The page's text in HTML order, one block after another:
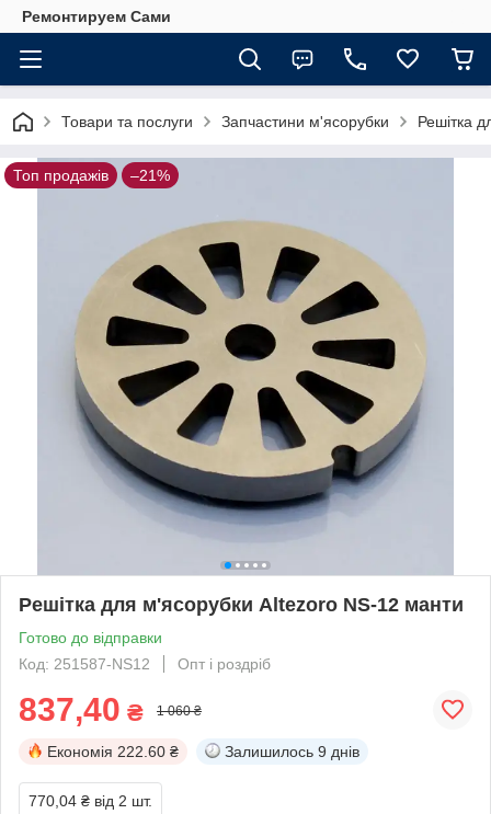
Ремонтируем Сами
Товари та послуги Запчастини м'ясорубки Решітка
Топ продажів –21%
Решітка для м'ясорубки Altezoro NS-12 манти
Готово до відправки
Код: 251587-NS12
Опт і роздріб
837,40 ₴ 1 060 ₴
Економія 222.60 ₴ Залишилось 9 днів
770,04 ₴ від 2 шт.